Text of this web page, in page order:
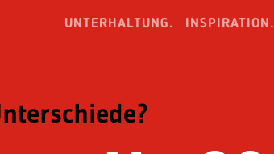
UNTERHALTUNG. INSPIRATION.